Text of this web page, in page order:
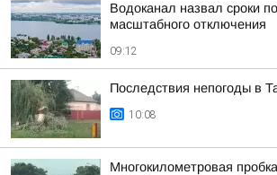
Водоканал назвал сроки
масштабного отключения
09:12
Последствия непогоды в
10:08
Многокилометровая